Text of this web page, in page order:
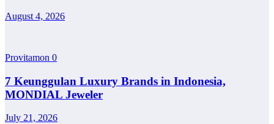
August 4, 2026
Provitamon 0
7 Keunggulan Luxury Brands in Indonesia,
MONDIAL Jeweler
July 21, 2026